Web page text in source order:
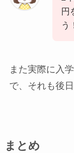
円
う
また実際に入
で、それも後
まとめ